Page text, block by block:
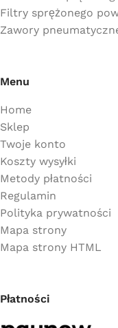
Filtry sprężonego
Zawory
Menu
Home
Sklep
Twoje konto
Koszty wysyłki
Metody płatności
Regulamin
Polityka prywatności
Mapa strony
Mapa strony HTML
Płatności